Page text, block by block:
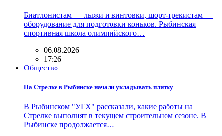
Биатлонистам — лыжи и винтовки, шорт-трекистам —
оборудование для подготовки коньков. Рыбинская
спортивная школа олимпийского…
06.08.2026
17:26
Общество
На Стрелке в Рыбинске начали укладывать плитку
В Рыбинском "УГХ" рассказали, какие работы на
Стрелке выполнят в текущем строительном сезоне. В
Рыбинске продолжается…